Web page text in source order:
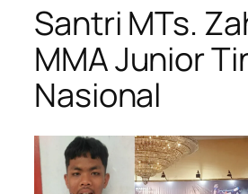
Santri MTs.
MMA Junior
Nasional